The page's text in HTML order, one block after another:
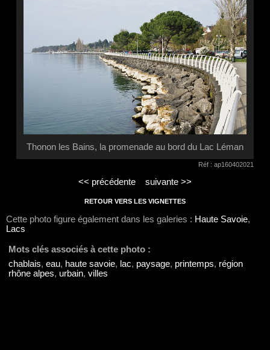
Thonon les Bains, la promenade au bord du Lac Léman
Réf : ap160402021
<< précédente suivante >>
RETOUR VERS LES VIGNETTES
Cette photo figure également dans les galeries : Haute Savoie,
Lacs
Mots clés associés à cette photo :
chablais, eau, haute savoie, lac, paysage, printemps, région
rhône alpes, urbain, villes